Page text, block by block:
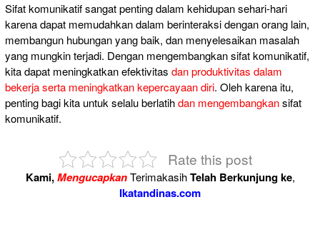
Sifat komunikatif sangat penting dalam kehidupan sehari-hari
karena dapat memudahkan dalam berinteraksi dengan orang lain,
membangun hubungan yang baik, dan menyelesaikan masalah
yang mungkin terjadi. Dengan mengembangkan sifat komunikatif,
kita dapat meningkatkan efektivitas dan produktivitas dalam
bekerja serta meningkatkan kepercayaan diri. Oleh karena itu,
penting bagi kita untuk selalu berlatihdan mengembangkansifat
komunikatif.
Rate this post
Kami,MengucapkanTerimakasihTelah Berkunjung ke,
Ikatandinas.com